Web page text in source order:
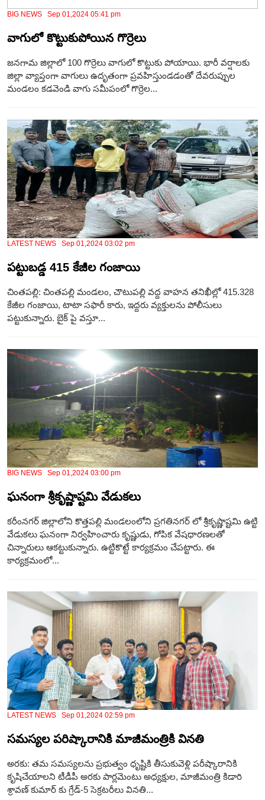
BIG NEWS Sep 01,2024 05:41 pm
వాగులో కొట్టుకుపోయిన గొర్రెలు
జనగామ జిల్లాలో 100 గొర్రెలు వాగులో కొట్టుకు పోయాయి. భారీ వర్షాలకు
జిల్లా వ్యాప్తంగా వాగులు ఉదృతంగా ప్రవహిస్తుండడంతో దేవరుప్పుల
మండలం కడవెండి వాగు సమీపంలో గొర్రెల...
LATEST NEWS Sep 01,2024 03:02 pm
పట్టుబడ్డ 415 కేజీల గంజాయి
చింతపల్లి: చింతపల్లి మండలం, చౌటుపల్లి వద్ద వాహన తనిఖీల్లో 415.328
కేజీల గంజాయి, టాటా సఫారీ కారు, ఇద్దరు వ్యక్తులను పోలీసులు
పట్టుకున్నారు. బైక్ పై వస్తూ...
BIG NEWS Sep 01,2024 03:00 pm
ఘనంగా శ్రీకృష్ణాష్టమి వేడుకలు
కరీంనగర్ జిల్లాలోని కొత్తపల్లి మండలంలోని ప్రగతినగర్ లో శ్రీకృష్ణాష్టమి ఉట్టి
వేడుకలు ఘనంగా నిర్వహించారు కృష్ణుడు, గోపిక వేషధారణలతో
చిన్నారులు ఆకట్టుకున్నారు. ఉట్టికొట్టే కార్యక్రమం చేపట్టారు. ఈ
కార్యక్రమంలో...
LATEST NEWS Sep 01,2024 02:59 pm
సమస్యల పరిష్కారానికి మాజీమంత్రికి వినతి
అరకు: తమ సమస్యలను ప్రభుత్వం ధృష్టికి తీసుకువెళ్లి పరీష్కారానికి
కృషిచేయాలని టీడీపీ అరకు పార్లమెంటు అధ్యక్షుల, మాజీమంత్రి కిడారి
శ్రావణ్ కుమార్ కు గ్రేడ్-5 సెక్రటరీలు వినతి...